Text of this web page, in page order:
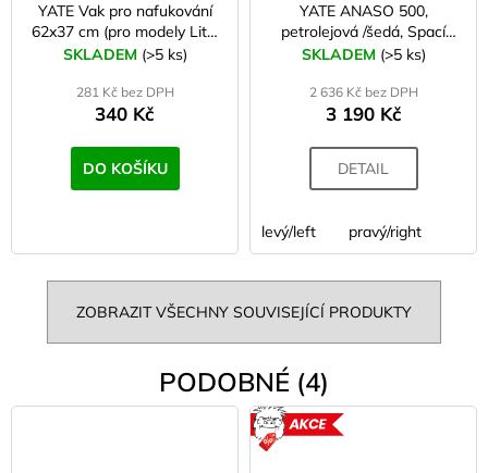
YATE Vak pro nafukování
62x37 cm (pro modely Lito,
Brody)
SKLADEM (>5 ks)
281 Kč bez DPH
340 Kč
DO KOŠÍKU
YATE ANASO 500,
petrolejová /šedá, Spací
pytel XL + vak na uložení
SKLADEM (>5 ks)
2 636 Kč bez DPH
3 190 Kč
DETAIL
levý/left pravý/right
ZOBRAZIT VŠECHNY SOUVISEJÍCÍ PRODUKTY
PODOBNÉ (4)